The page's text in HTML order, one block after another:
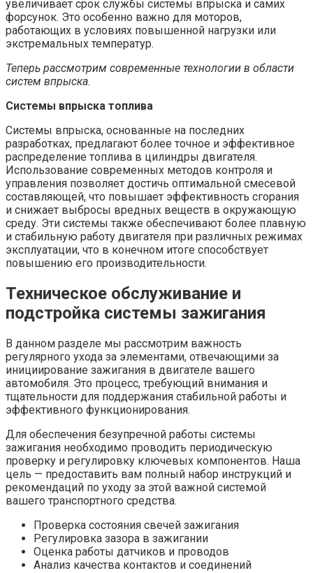
увеличивает срок службы системы впрыска и самих
форсунок. Это особенно важно для моторов,
работающих в условиях повышенной нагрузки или
экстремальных температур.
Теперь рассмотрим современные технологии в области
систем впрыска.
Системы впрыска топлива
Системы впрыска, основанные на последних
разработках, предлагают более точное и эффективное
распределение топлива в цилиндры двигателя.
Использование современных методов контроля и
управления позволяет достичь оптимальной смесевой
составляющей, что повышает эффективность сгорания
и снижает выбросы вредных веществ в окружающую
среду. Эти системы также обеспечивают более плавную
и стабильную работу двигателя при различных режимах
эксплуатации, что в конечном итоге способствует
повышению его производительности.
Техническое обслуживание и
подстройка системы зажигания
В данном разделе мы рассмотрим важность
регулярного ухода за элементами, отвечающими за
инициирование зажигания в двигателе вашего
автомобиля. Это процесс, требующий внимания и
тщательности для поддержания стабильной работы и
эффективного функционирования.
Для обеспечения безупречной работы системы
зажигания необходимо проводить периодическую
проверку и регулировку ключевых компонентов. Наша
цель — предоставить вам полный набор инструкций и
рекомендаций по уходу за этой важной системой
вашего транспортного средства.
Проверка состояния свечей зажигания
Регулировка зазора в зажигании
Оценка работы датчиков и проводов
Анализ качества контактов и соединений